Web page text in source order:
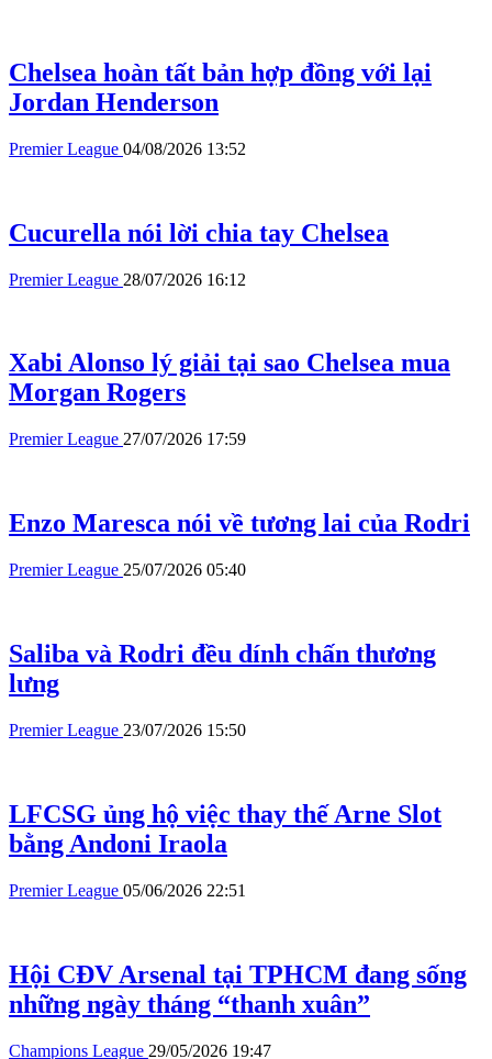
Chelsea hoàn tất bản hợp đồng với lại
Jordan Henderson
Premier League 04/08/2026 13:52
Cucurella nói lời chia tay Chelsea
Premier League 28/07/2026 16:12
Xabi Alonso lý giải tại sao Chelsea mua
Morgan Rogers
Premier League 27/07/2026 17:59
Enzo Maresca nói về tương lai của Rodri
Premier League 25/07/2026 05:40
Saliba và Rodri đều dính chấn thương
lưng
Premier League 23/07/2026 15:50
LFCSG ủng hộ việc thay thế Arne Slot
bằng Andoni Iraola
Premier League 05/06/2026 22:51
Hội CĐV Arsenal tại TPHCM đang sống
những ngày tháng “thanh xuân”
Champions League 29/05/2026 19:47